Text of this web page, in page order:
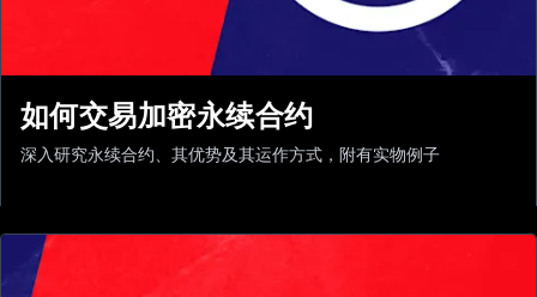
如何交易加密永续合约
深入研究永续合约、其优势及其运作方式，附有实物例子